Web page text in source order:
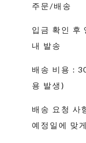
주문/배송
입금 확인 후
내 발송
배송 비용 :
용 발생)
배송 요청 사
예정일에 맞